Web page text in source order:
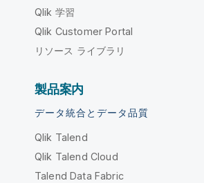
Qlik 学習
Qlik Customer Portal
リソース ライブラリ
製品案内
データ統合とデータ品質
Qlik Talend
Qlik Talend Cloud
Talend Data Fabric